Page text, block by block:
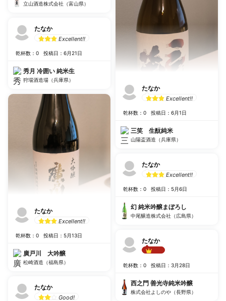
立山酒造株式会社（富山県）
たなか
Excellent!!
乾杯数：0 投稿日：6月21日
秀月 冷囲い 純米生
狩場酒造場（兵庫県）
たなか
Excellent!!
乾杯数：0 投稿日：5月13日
廣戸川 大吟醸
松崎酒造（福島県）
たなか
Good!
たなか
Excellent!!
乾杯数：0 投稿日：6月1日
三笑 生酛純米
山陽盃酒造（兵庫県）
たなか
Excellent!!
乾杯数：0 投稿日：5月6日
幻 純米吟醸まぼろし
中尾醸造株式会社（広島県）
たなか
乾杯数：0 投稿日：3月28日
西之門 善光寺純米吟醸
株式会社よしのや（長野県）